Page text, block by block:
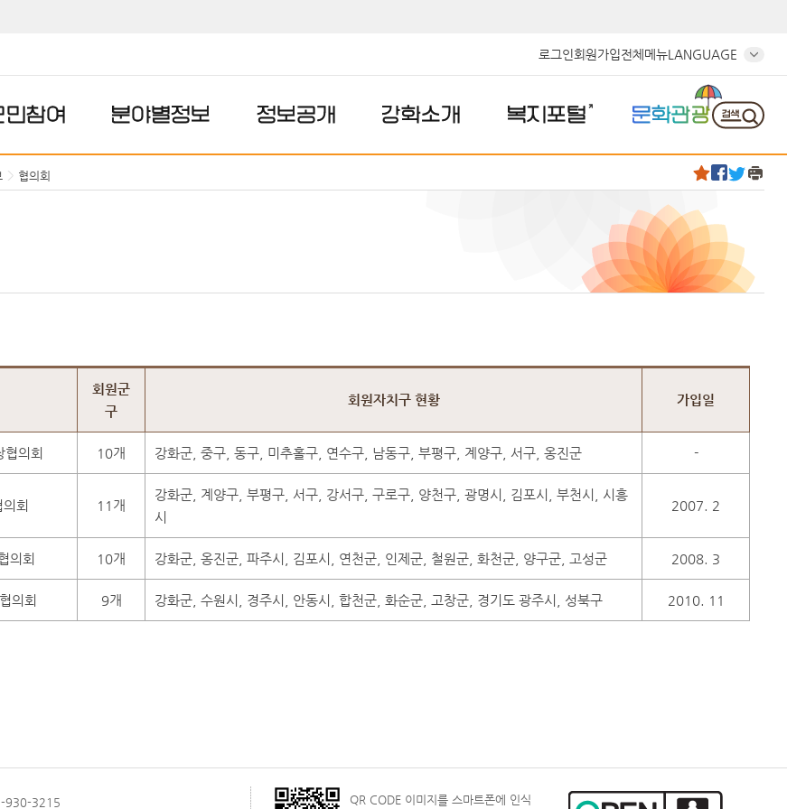
로그인 회원가입전체메뉴LANGUAGE
민참여 분야별정보 정보공개 강화소개 복지포털 문화관광
협의회
회원군
구
회원자치구 현황 가입일
협의회 10개 강화군, 중구, 동구, 미추홀구, 연수구, 남동구, 부평구, 계양구, 서구, 옹진군 -
회 11개
강화군, 계양구, 부평구, 서구, 강서구, 구로구, 양천구, 광명시, 김포시, 부천시, 시흥
시
2007. 2
의회 10개 강화군, 옹진군, 파주시, 김포시, 연천군, 인제군, 철원군, 화천군, 양구군, 고성군 2008. 3
의회 9개 강화군, 수원시, 경주시, 안동시, 합천군, 화순군, 고창군, 경기도 광주시, 성북구 2010. 11
930-3215 QR CODE 이미지를 스마트폰에 인식